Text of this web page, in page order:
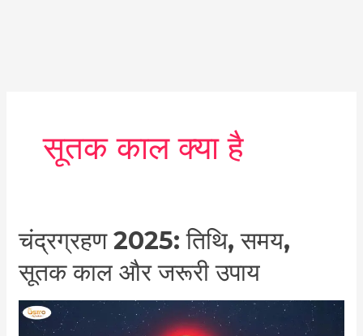
सूतक काल क्या है
चंद्रग्रहण 2025: तिथि, समय,
सूतक काल और जरूरी उपाय
चंद्रग्रहण
2025:
तिथि,
सूतक